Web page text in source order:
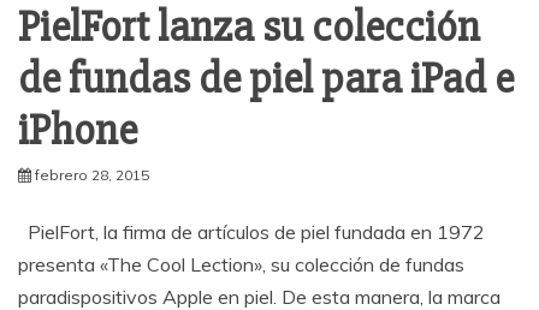
PielFort lanza su colección
de fundas de piel para iPad e
iPhone
febrero 28, 2015
PielFort, la firma de artículos de piel fundada en 1972
presenta «The Cool Lection», su colección de fundas
paradispositivos Apple en piel. De esta manera, la marca